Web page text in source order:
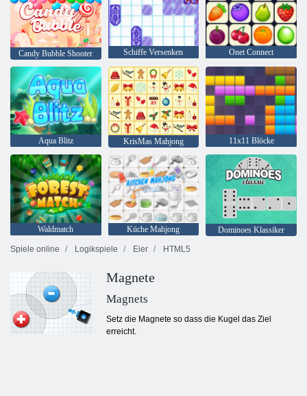
Candy Bubble Shooter Schiffe Versenken Onet Connect
Aqua Blitz KrisMas Mahjong 11x11 Blöcke
Waldmatch Küche Mahjong
Dominoes Klassiker
Spiele online
Logikspiele Eier HTML5
Magnete
Magnets
Setz die Magnete so dass die Kugel das Ziel
erreicht.